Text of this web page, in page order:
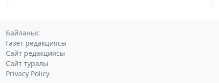
Байланыс
Газет редакциясы
Сайт редакциясы
Сайт туралы
Privacy Policy